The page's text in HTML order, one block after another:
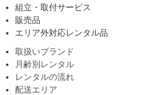
組立・取付サービス
販売品
エリア外対応レンタル品
取扱いブランド
月齢別レンタル
レンタルの流れ
配送エリア